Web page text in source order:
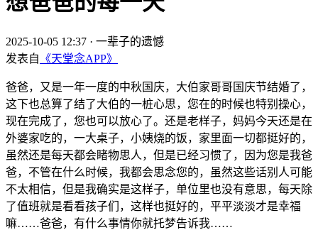
2025-10-05 12:37 · 一辈子的遗憾
发表自 《天堂念APP》
爸爸，又是一年一度的中秋国庆，大伯家哥哥国庆节结婚了，
这下也总算了结了大伯的一桩心思，您在的时候也特别操心，
现在完成了，您也可以放心了。还是老样子，妈妈今天还是在
外婆家吃的，一大桌子，小姨烧的饭，家里面一切都挺好的，
虽然还是每天都会睹物思人，但是已经习惯了，因为您是我爸
爸，不管在什么时候，我都会思念您的，虽然这些话别人可能
不太相信，但是我确实是这样子，单位里也没有意思，每天除
了值班就是看看孩子们，这样也挺好的，平平淡淡才是幸福
嘛……爸爸，有什么事情你就托梦告诉我……